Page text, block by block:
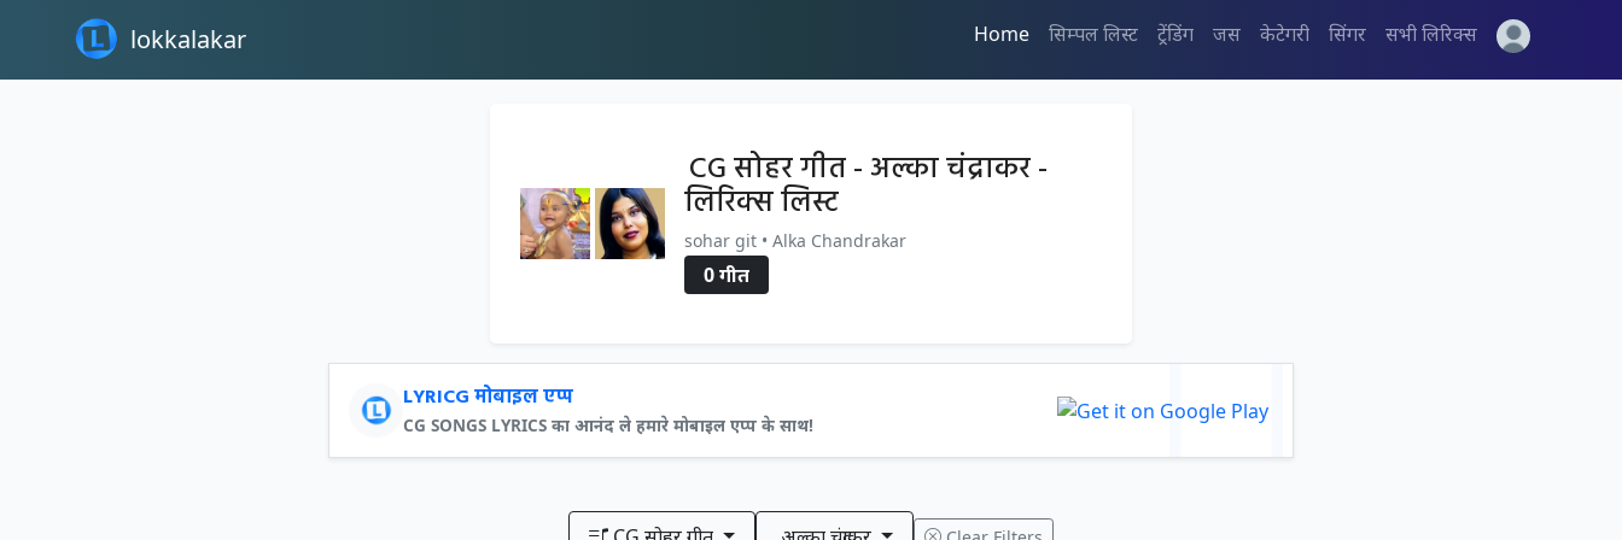
lokkalakar Home सिम्पल लिस्ट ट्रेंडिंग जस केटेगरी सिंगर सभी लिरिक्स
CG सोहर गीत - अल्का चंद्राकर -
लिरिक्स लिस्ट
sohar git • Alka Chandrakar
0 गीत
LYRICG मोबाइल एप्प
CG SONGS LYRICS का आनंद ले हमारे मोबाइल एप्प के साथ!